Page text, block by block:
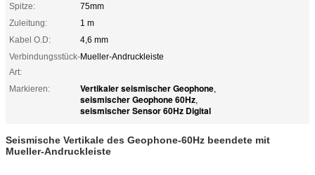
Spitze:
75mm
Zuleitung:
1 m
Kabel O.D:
4,6 mm
Verbindungsstück-
Art:
Mueller-Andruckleiste
Markieren: Vertikaler seismischer Geophone,
seismischer Geophone 60Hz,
seismischer Sensor 60Hz Digital
Seismische Vertikale des Geophone-60Hz beendete mit
Mueller-Andruckleiste